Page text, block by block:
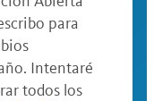
para
Intentaré
todos los